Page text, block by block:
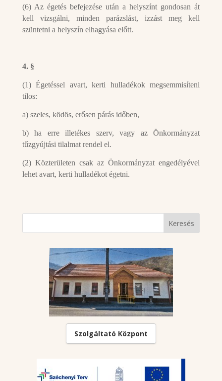
(6) Az égetés befejezése után a helyszínt gondosan át
kell vizsgálni, minden parázslást, izzást meg kell
szüntetni a helyszín elhagyása előtt.
4. §
(1) Égetéssel avart, kerti hulladékok megsemmisíteni
tilos:
a) szeles, ködös, erősen párás időben,
b) ha erre illetékes szerv, vagy az Önkormányzat
tűzgyújtási tilalmat rendel el.
(2) Közterületen csak az Önkormányzat engedélyével
lehet avart, kerti hulladékot égetni.
Szolgáltató Központ